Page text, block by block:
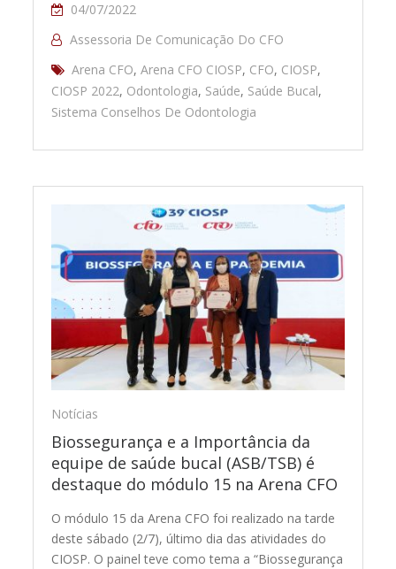
04/07/2022
Assessoria De Comunicação Do CFO
Arena CFO,Arena CFO CIOSP, CFO, CIOSP,
CIOSP 2022, Odontologia, Saúde, Saúde Bucal,
Sistema Conselhos De Odontologia
Notícias
Biossegurança e a Importância da
equipe de saúde bucal (ASB/TSB) é
destaque do módulo 15 na Arena CFO
O módulo 15 da Arena CFO foi realizado na tarde
deste sábado (2/7), último dia das atividades do
CIOSP. O painel teve como tema a “Biossegurança